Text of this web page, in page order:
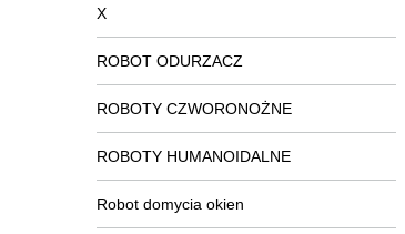
X
ROBOT ODURZACZ
ROBOTY CZWORONOŻNE
ROBOTY HUMANOIDALNE
Robot domycia okien